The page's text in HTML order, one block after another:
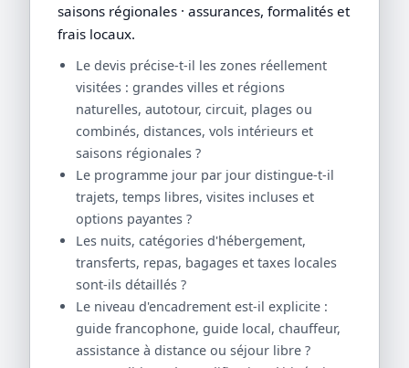
saisons régionales · assurances, formalités et
frais locaux.
Le devis précise-t-il les zones réellement
visitées : grandes villes et régions
naturelles, autotour, circuit, plages ou
combinés, distances, vols intérieurs et
saisons régionales ?
Le programme jour par jour distingue-t-il
trajets, temps libres, visites incluses et
options payantes ?
Les nuits, catégories d'hébergement,
transferts, repas, bagages et taxes locales
sont-ils détaillés ?
Le niveau d'encadrement est-il explicite :
guide francophone, guide local, chauffeur,
assistance à distance ou séjour libre ?